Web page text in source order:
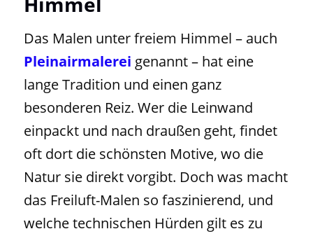
Das Malen unter freiem Himmel – auch
Pleinairmalerei genannt – hat eine
lange Tradition und einen ganz
besonderen Reiz. Wer die Leinwand
einpackt und nach draußen geht, findet
oft dort die schönsten Motive, wo die
Natur sie direkt vorgibt. Doch was macht
das Freiluft-Malen so faszinierend, und
welche technischen Hürden gilt es zu